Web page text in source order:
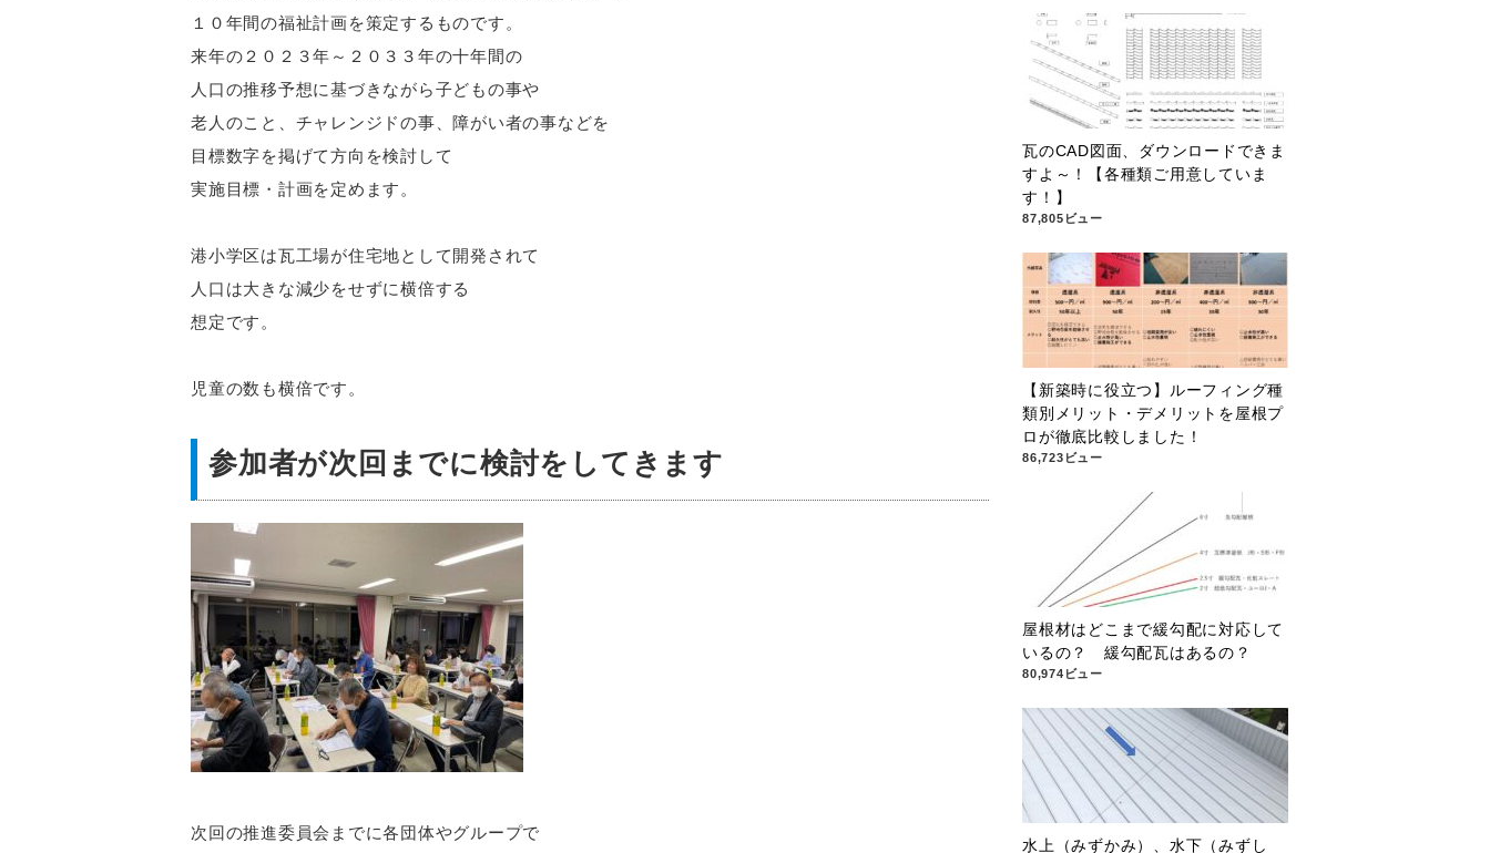
１０年間の福祉計画を策定するものです。
来年の２０２３年～２０３３年の十年間の
人口の推移予想に基づきながら子どもの事や
老人のこと、チャレンジドの事、障がい者の事などを
目標数字を掲げて方向を検討して
実施目標・計画を定めます。
港小学区は瓦工場が住宅地として開発されて
人口は大きな減少をせずに横倍する
想定です。
児童の数も横倍です。
参加者が次回までに検討をしてきます
次回の推進委員会までに各団体やグループで
瓦のCAD図面、ダウンロードできま
すよ～！【各種類ご用意していま
す！】
87,805ビュー
【新築時に役立つ】ルーフィング種
類別メリット・デメリットを屋根プ
ロが徹底比較しました！
86,723ビュー
屋根材はどこまで緩勾配に対応して
いるの？ 緩勾配瓦はあるの？
80,974ビュー
水上（みずかみ）、水下（みずし